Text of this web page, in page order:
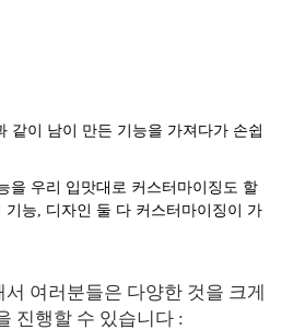
같이 남이 만든 기능을 가져다가 손쉽
을 우리 입맛대로 커스터마이징도 할
기능, 디자인 둘 다 커스터마이징이 가
서 여러분들은 다양한 것을 크게
진행할 수 있습니다 :